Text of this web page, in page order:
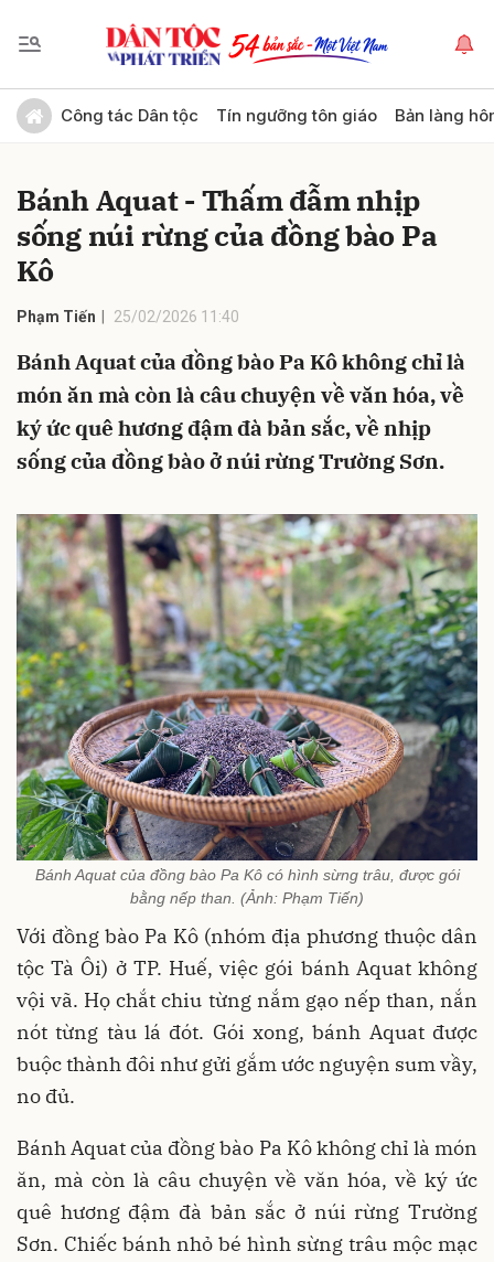
Công tác Dân tộc Tín ngưỡng tôn giáo Bản làng
Bánh Aquat - Thấm đẫm nhịp
sống núi rừng của đồng bào Pa
Kô
Phạm Tiến 25/02/2026 11:40
Bánh Aquat của đồng bào Pa Kô không chỉ là
món ăn mà còn là câu chuyện về văn hóa, về
ký ức quê hương đậm đà bản sắc, về nhịp
sống của đồng bào ở núi rừng Trường Sơn.
Bánh Aquat của đồng bào Pa Kô có hình sừng trâu, được gói
bằng nếp than. (Ảnh: Phạm Tiến)
Với đồng bào Pa Kô (nhóm địa phương thuộc dân
tộc Tà Ôi) ở TP. Huế, việc gói bánh Aquat không
vội vã. Họ chắt chiu từng nắm gạo nếp than, nắn
nót từng tàu lá đót. Gói xong, bánh Aquat được
buộc thành đôi như gửi gắm ước nguyện sum vầy,
no đủ.
Bánh Aquat của đồng bào Pa Kô không chỉ là món
ăn, mà còn là câu chuyện về văn hóa, về ký ức
quê hương đậm đà bản sắc ở núi rừng Trường
Sơn. Chiếc bánh nhỏ bé hình sừng trâu mộc mạc
Gửi bình luận